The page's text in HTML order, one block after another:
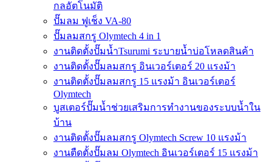
กลอัตโนมัติ
ปั๊มลม ฟูเช็ง VA-80
ปั๊มลมสกรู Olymtech 4 in 1
งานติดตั้งปั๊มน้ำTsurumi ระบายน้ำบ่อโหลดสินค้า
งานติดตั้งปั๊มลมสกรู อินเวอร์เตอร์ 20 แรงม้า
งานติดตั้งปั๊มลมสกรู 15 แรงม้า อินเวอร์เตอร์
Olymtech
บูสเตอร์ปั๊มน้ำช่วยเสริมการทำงานของระบบน้ำใน
บ้าน
งานติดตั้งปั๊มลมสกรู Olymtech Screw 10 แรงม้า
งานตืดตั้งปั๊มลม Olymtech อินเวอร์เตอร์ 15 แรงม้า